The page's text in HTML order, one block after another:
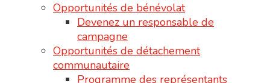
Opportunités de bénévolat
Devenez un responsable de
campagne
Opportunités de détachement
communautaire
Programme des représentants